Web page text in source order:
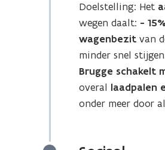
Doelstelling: Het
wegen daalt: -
wagenbezit van
minder snel
Brugge schakelt
overal laadpalen
onder meer door